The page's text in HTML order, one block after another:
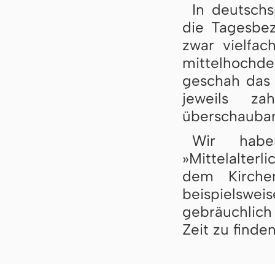
In
die
zwar
geschah
jeweils
Wir
dem
Zeit zu